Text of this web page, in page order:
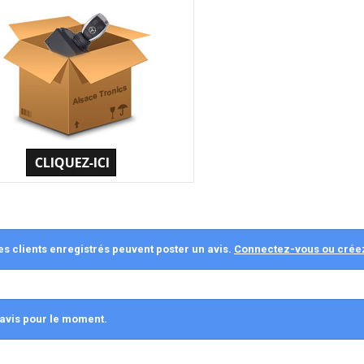
clients enregistrés peuvent poster un avis. Connectez-vous ou
pour le moment.